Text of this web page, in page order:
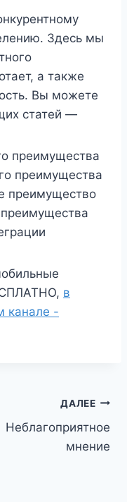
Здесь мы
а также
Вы можете
статей —
преимущества
преимущества
преимущество
преимущества
в
канале -
ДАЛЕЕ
Неблагоприятное
мнение